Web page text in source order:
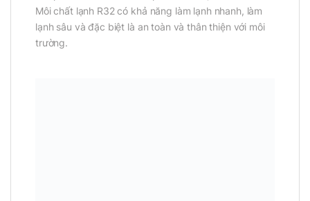
Môi chất lạnh R32 có khả năng làm lạnh nhanh, làm
lạnh sâu và đặc biệt là an toàn và thân thiện với môi
trường.